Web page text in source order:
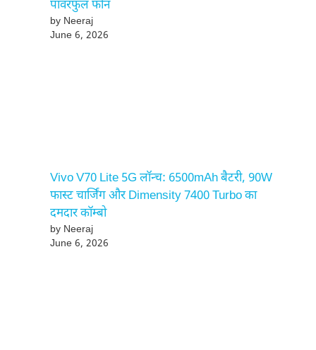
पावरफुल फोन
by Neeraj
June 6, 2026
Vivo V70 Lite 5G लॉन्च: 6500mAh बैटरी, 90W
फास्ट चार्जिंग और Dimensity 7400 Turbo का
दमदार कॉम्बो
by Neeraj
June 6, 2026